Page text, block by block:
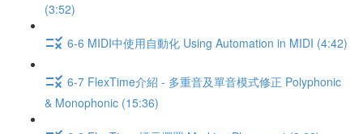
(3:52)
6-6 MIDI中使用自動化 Using Automation in MIDI (4:42)
6-7 FlexTime介紹 - 多重音及單音模式修正 Polyphonic
& Monophonic (15:36)